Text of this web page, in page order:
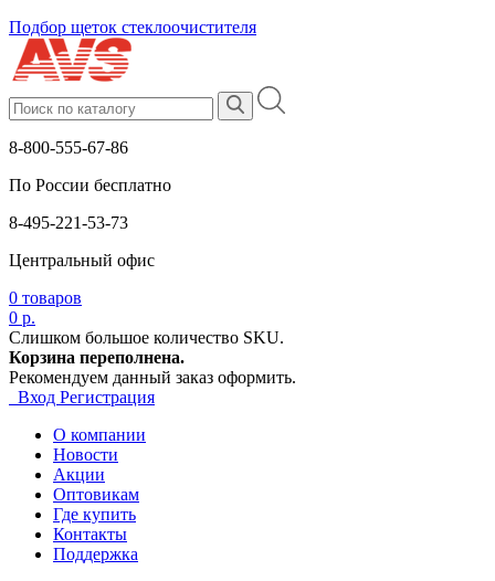
Подбор щеток стеклоочистителя
8-800-555-67-86
По России бесплатно
8-495-221-53-73
Центральный офис
0 товаров
0 р.
Слишком большое количество SKU.
Корзина переполнена.
Рекомендуем данный заказ оформить.
Вход Регистрация
О компании
Новости
Акции
Оптовикам
Где купить
Контакты
Поддержка